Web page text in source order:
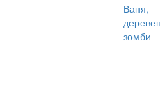
Ваня,
зомби